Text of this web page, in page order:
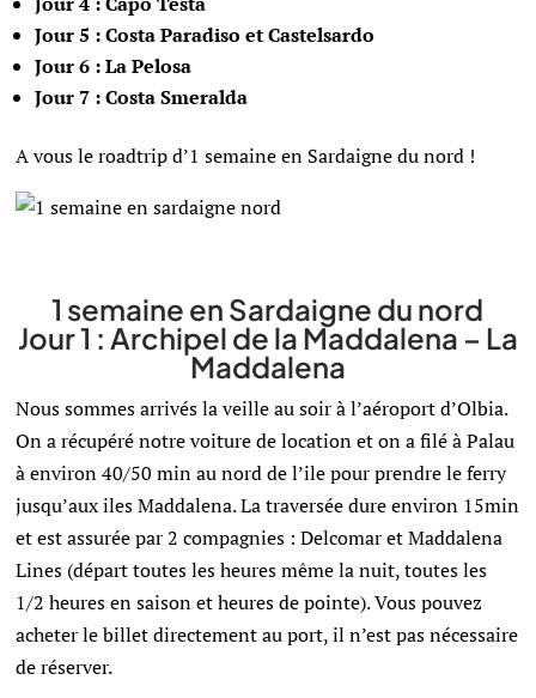
Jour 5 : Costa Paradiso et Castelsardo
Jour 6 : La Pelosa
Jour 7 : Costa Smeralda
A vous le roadtrip d’1 semaine en Sardaigne du nord !
1 semaine en Sardaigne du nord
Jour 1 : Archipel de la Maddalena – La
Maddalena
Nous sommes arrivés la veille au soir à l’aéroport d’Olbia.
On a récupéré notre voiture de location et on a filé à Palau
à environ 40/50 min au nord de l’ile pour prendre le ferry
jusqu’aux iles Maddalena. La traversée dure environ 15min
et est assurée par 2 compagnies : Delcomar et Maddalena
Lines (départ toutes les heures même la nuit, toutes les
1/2 heures en saison et heures de pointe). Vous pouvez
acheter le billet directement au port, il n’est pas nécessaire
de réserver.